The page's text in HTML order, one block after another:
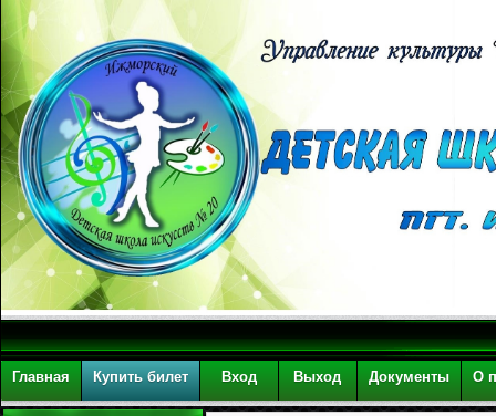
Главная Купить билет Вход Выход Документы О